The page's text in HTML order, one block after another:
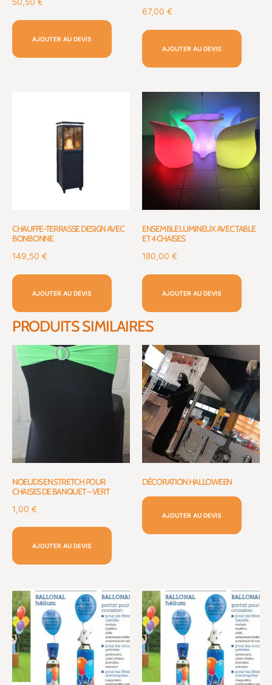
AJOUTER AU DEVIS
67,00 €
AJOUTER AU DEVIS
CHAUFFE-TERRASSE DESIGN AVEC
BONBONNE
149,50 €
AJOUTER AU DEVIS
ENSEMBLE LUMINEUX AVEC TABLE
ET 4 CHAISES
180,00 €
AJOUTER AU DEVIS
PRODUITS SIMILAIRES
NOEUDS EN STRETCH POUR
CHAISES DE BANQUET – VERT
1,00 €
AJOUTER AU DEVIS
DÉCORATION HALLOWEEN
AJOUTER AU DEVIS